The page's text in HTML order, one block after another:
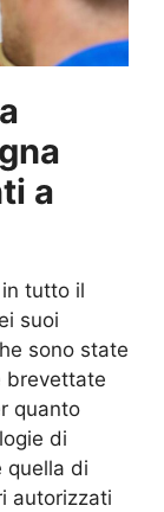
a
in tutto il
suoi
sono state
brevettate
quanto
di
quella di
autorizzati